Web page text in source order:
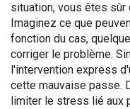
situation, vous êtes sûr
Imaginez ce que
fonction du cas,
corriger le problème.
l'intervention express
cette mauvaise passe.
limiter le stress lié aux